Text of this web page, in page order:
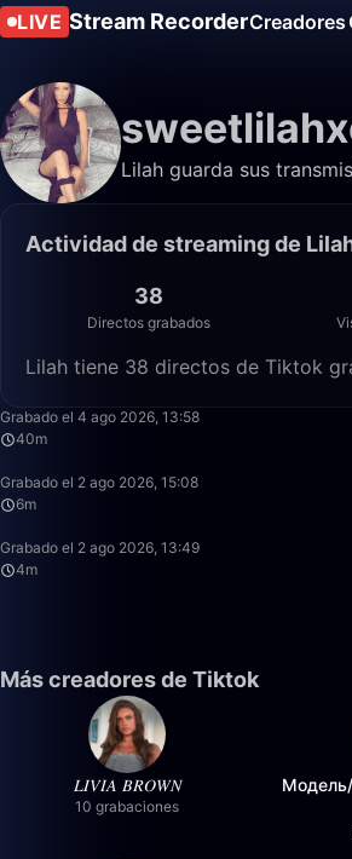
LIVE Stream RecorderCreadores
Lilah guarda sus
Actividad de streaming de
38
Directos grabados
Lilah tiene 38 directos de Tiktok
Grabado el 4 ago 2026, 13:58
40m
Grabado el 2 ago 2026, 15:08
6m
Grabado el 2 ago 2026, 13:49
4m
Más creadores de Tiktok
𝐿𝐼𝑉𝐼𝐴 𝐵𝑅𝑂𝑊𝑁
10 grabaciones